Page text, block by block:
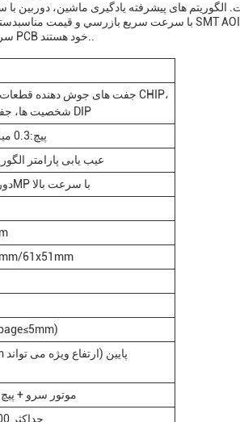
شخصیت ها، جفت های جوش دهنده DIP
CHIP: 0201 پيچ:0.3 میلی متر
عیب یابی پارامتر
دوربین صنعتی رنگی 5MP با سرعت بالا
61x51mm
موتور سرو +
حداکثر 600 میلی متر در ثانیه